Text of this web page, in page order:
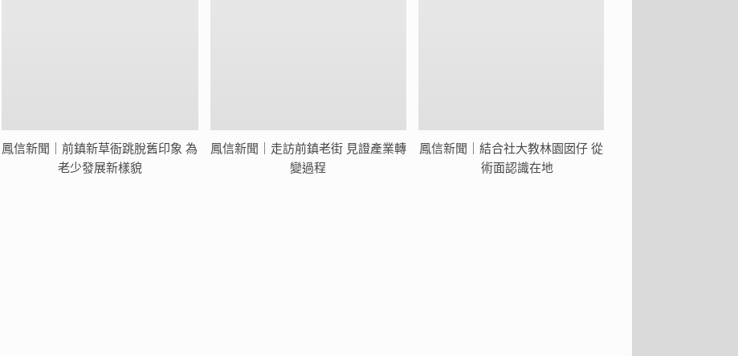
鳳信新聞｜前鎮新草衙跳脫舊印象 為
老少發展新樣貌
鳳信新聞｜走訪前鎮老街 見證產業轉
變過程
鳳信新聞｜結合社大教林園囡仔 從藝
術面認識在地